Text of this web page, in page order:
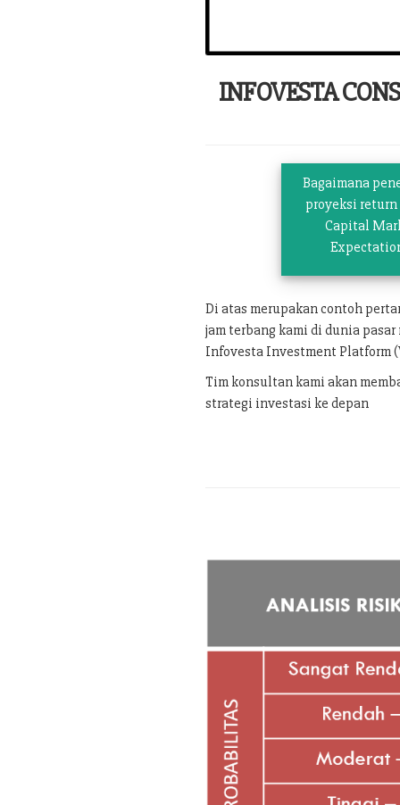
INFOVESTA
Bagaimana
proyeksi return
Capital
Di atas merupakan contoh
jam terbang kami di dunia
Infovesta Investment Platform
Tim konsultan kami akan
strategi investasi ke depan